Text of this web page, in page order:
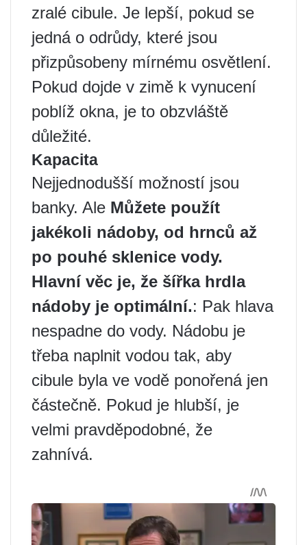
zralé cibule. Je lepší, pokud se
jedná o odrůdy, které jsou
přizpůsobeny mírnému osvětlení.
Pokud dojde v zimě k vynucení
poblíž okna, je to obzvláště
důležité.
Kapacita
Nejjednodušší možností jsou
banky. Ale Můžete použít
jakékoli nádoby, od hrnců až
po pouhé sklenice vody.
Hlavní věc je, že šířka hrdla
nádoby je optimální.: Pak hlava
nespadne do vody. Nádobu je
třeba naplnit vodou tak, aby
cibule byla ve vodě ponořená jen
částečně. Pokud je hlubší, je
velmi pravděpodobné, že
zahnívá.